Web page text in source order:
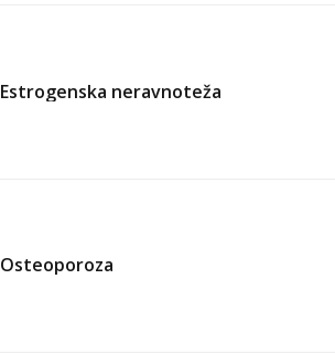
Estrogenska neravnoteža
Osteoporoza